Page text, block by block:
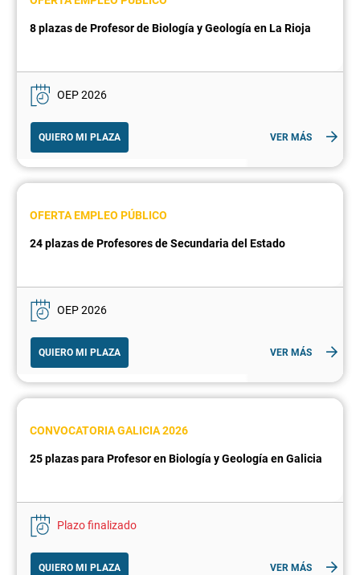
8 plazas de Profesor de Biología y Geología en La Rioja
OEP 2026
QUIERO MI PLAZA VER MÁS
OFERTA EMPLEO PÚBLICO
24 plazas de Profesores de Secundaria del Estado
OEP 2026
QUIERO MI PLAZA VER MÁS
CONVOCATORIA GALICIA 2026
25 plazas para Profesor en Biología y Geología en Galicia
Plazo finalizado
QUIERO MI PLAZA VER MÁS